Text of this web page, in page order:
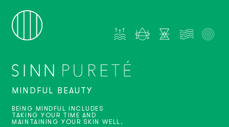
MINDFUL BEAUTY
BEING MINDFUL INCLUDES
TAKING YOUR TIME AND
MAINTAINING YOUR SKIN WELL.